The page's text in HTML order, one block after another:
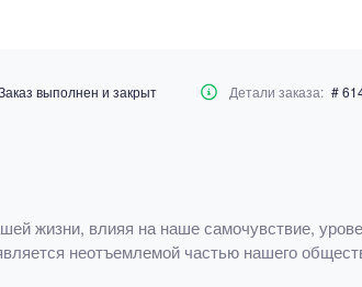
выполнен и закрыт Детали заказа: #
жизни, влияя на наше самочувствие,
неотъемлемой частью нашего